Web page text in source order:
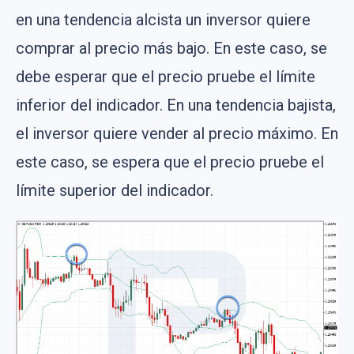
en una tendencia alcista un inversor quiere
comprar al precio más bajo. En este caso, se
debe esperar que el precio pruebe el límite
inferior del indicador. En una tendencia bajista,
el inversor quiere vender al precio máximo. En
este caso, se espera que el precio pruebe el
límite superior del indicador.